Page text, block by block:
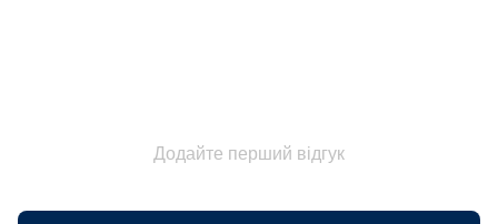
Додайте перший відгук